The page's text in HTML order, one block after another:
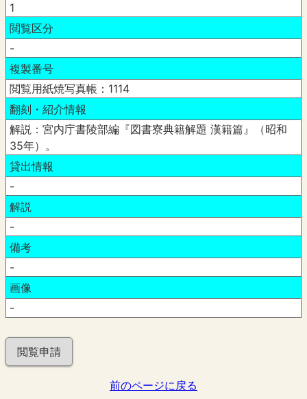
1
閲覧区分
-
複製番号
閲覧用紙焼写真帳：1114
翻刻・紹介情報
解説：宮内庁書陵部編『図書寮典籍解題 漢籍篇』（昭和
35年）。
貸出情報
-
解説
-
備考
-
画像
-
閲覧申請
前のページに戻る